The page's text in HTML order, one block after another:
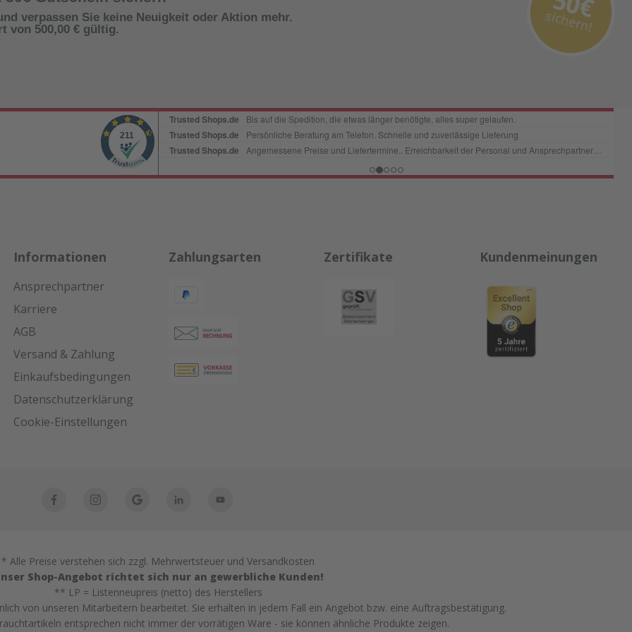
verpassen Sie keine Neuigkeit oder Aktion mehr.
von 500,00 € gültig.
sichern!
Informationen
Ansprechpartner
Karriere
AGB
Versand & Zahlung
Einkaufsbedingungen
Datenschutzerklärung
Cookie-Einstellungen
Zahlungsarten Zertifikate Kundenmeinungen
* Alle Preise verstehen sich zzgl. Mehrwertsteuer und Versandkosten
Shop-Angebot richtet sich nur an gewerbliche Kunden!
** LP = Listenneupreis (netto) des Herstellers
von unseren Mitarbeitern bearbeitet. Sie erhalten in jedem Fall ein Angebot bzw. eine Auftragsbestätigung.
entsprechen nicht immer der vorrätigen Ware - sie können ähnliche Produkte zeigen.